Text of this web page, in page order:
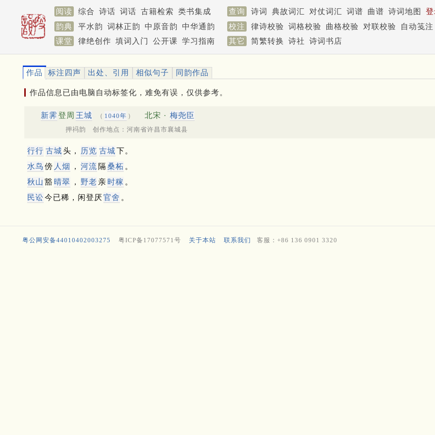
阅读 综合 诗话 词话 古籍检索 类书集成 查询 诗词 典故词汇 对仗词汇 词谱 曲谱 诗词地图
韵典
平水韵 词林正韵 中原音韵 中华通韵 校注 律诗校验 词格校验 曲格校验 对联校验
自动笺注
课堂
律绝创作 填词入门 公开课 学习指南 其它 简繁转换 诗社 诗词书店
作品 标注四声 出处、引用 相似句子 同韵作品
作品信息已由电脑自动标签化，难免有误，仅供参考。
新霁 登周 王城 （ 1040年 ） 北宋 · 梅尧臣
押祃韵 创作地点：河南省许昌市襄城县
行行 古城头， 历览 古城下。
水鸟傍 人烟 ， 河流 隔 桑柘 。
秋山 豁 晴翠 ， 野老 亲 时稼 。
民讼今已稀，闲登厌官舍 。
粤公网安备44010402003275 粤ICP备17077571号 关于本站 联系我们 客服：+86 136 0901 3320